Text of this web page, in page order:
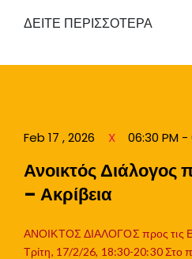
ΔΕΙΤΕ ΠΕΡΙΣΣΟΤΕΡΑ
Feb 17 , 2026 06:30 PM -
Ανοικτός Διάλογος
– Ακρίβεια
ΑΝΟΙΚΤΟΣ ΔΙΑΛΟΓΟΣ προς τις
Τρίτη, 17/2/26, 18:30-20:30 Στο